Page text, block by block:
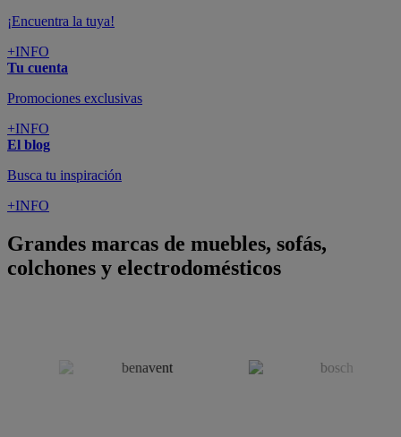
¡Encuentra la tuya!
+INFO
Tu cuenta
Promociones exclusivas
+INFO
El blog
Busca tu inspiración
+INFO
Grandes marcas de muebles, sofás,
colchones y electrodomésticos